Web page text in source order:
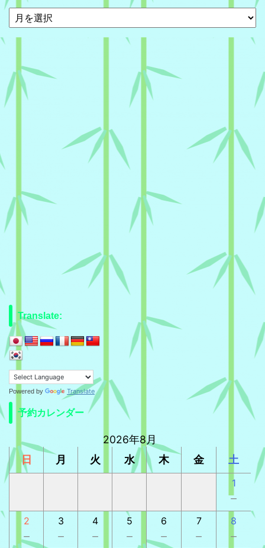
Translate:
Powered by Translate
予約カレンダー
2026年8月
日
月 火 水 木 金 土
1
－
2
－
3
－
4
－
5
－
6
－
7
－
8
－